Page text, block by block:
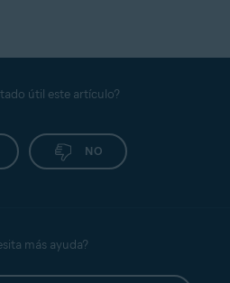
útil este artículo?
NO
más ayuda?